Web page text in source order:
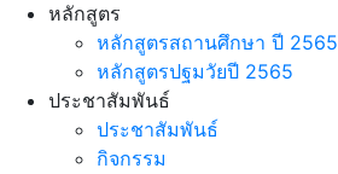
หลักสูตร
หลักสูตรสถานศึกษา ปี 2565
หลักสูตรปฐมวัยปี 2565
ประชาสัมพันธ์
ประชาสัมพันธ์
กิจกรรม